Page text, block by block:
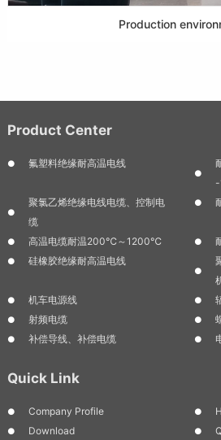
Production
Product Center
氟塑料绝缘耐高温电线
-
聚氯乙烯绝缘电线电缆、控制电
缆
高温电缆耐温200℃～1200℃
硅橡胶绝缘耐高温电线
机车电源线
射频电缆
补偿导线、补偿电缆
Quick Link
Company Profile
Download